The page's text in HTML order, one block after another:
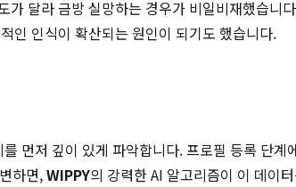
달라 금방 실망하는 경우가 비일비재했습니
인 인식이 확산되는 원인이 되기도 했습니다.
먼저 깊이 있게 파악합니다. 프로필 등록 단계
하면,WIPPY의 강력한 AI 알고리즘이 이 데이